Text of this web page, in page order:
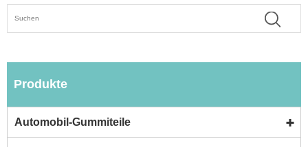
Produkte
Automobil-Gummiteile